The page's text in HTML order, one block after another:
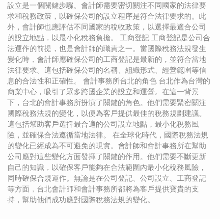
設立是一個關鍵步驟。會計師需要密切關注不同國家的法律要
求和稅務政策，以確保公司的設立程序是符合法律要求的。此
外，會計師也應評估不同國家的稅收政策，以選擇最適合公司
的設立地點，以最小化稅務負擔。 工商登記 工商登記是公司合
法運作的前提，也是會計師的職責之一。當國際稅務法規發生
變化時，會計師應確保公司的工商登記是最新的，並符合當地
法律要求。這包括確保公司的名稱、組織形式、經營範圍等信
息的合法性和正確性。 會計事務所台北的角色 台北作為台灣的
商業中心，吸引了眾多跨國企業的設立和運營。在這一背景
下，台北的會計事務所扮演了關鍵的角色。他們需要緊密關注
國際稅務法規的變化，以便為客戶提供最佳的稅務規劃建議。
這包括幫助客戶選擇最合適的公司設立地點，最小化稅務風
險，並確保合法遵循當地法律。 在全球化時代，國際稅務法規
的變化已經成為不可避免的現實。會計師和會計事務所在幫助
公司應對這些變化方面發揮了關鍵的作用。他們需要不斷更新
自己的知識，以確保客戶能夠在合法範圍內最小化稅務風險，
同時確保合規運作。無論是在公司登記、公司設立、工商登記
等方面，台北會計師和會計事務所都將為客戶提供寶貴的支
持，幫助他們成功應對國際稅務法規的變化。